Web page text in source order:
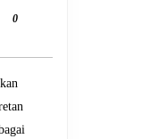
Terpopuler
0